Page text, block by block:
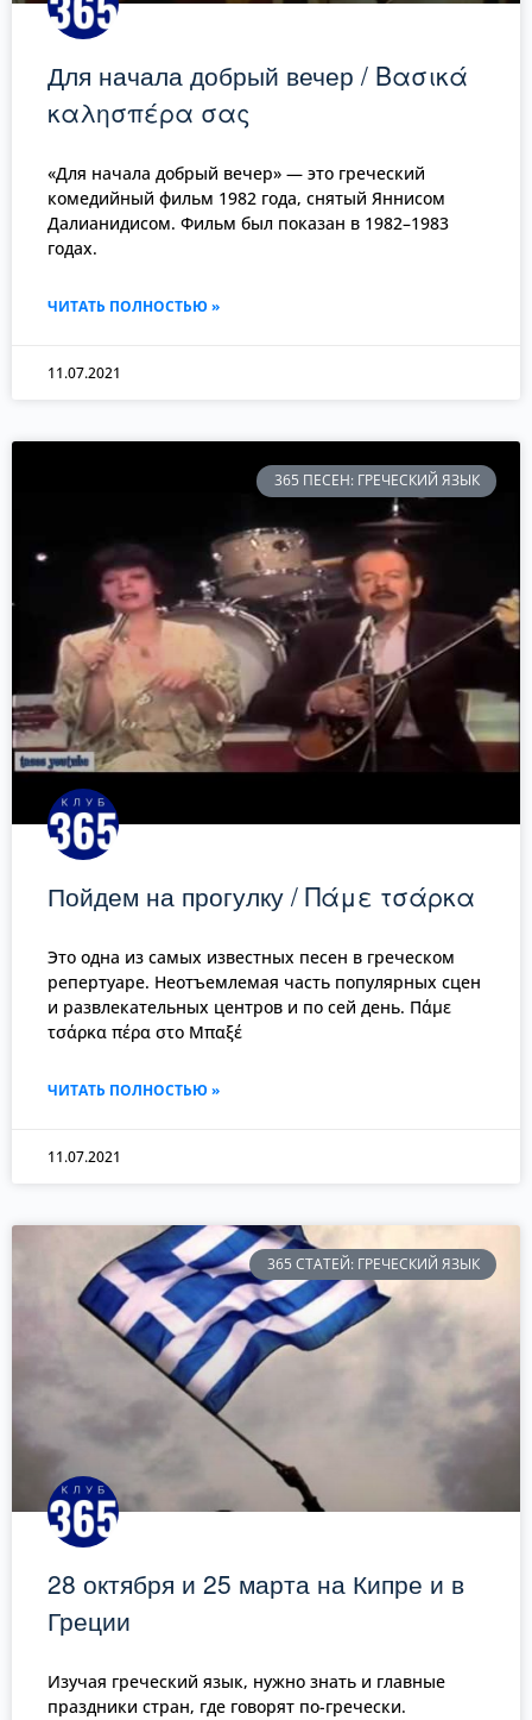
Для начала добрый вечер / Βασικά
καλησπέρα σας
«Для начала добрый вечер» — это греческий
комедийный фильм 1982 года, снятый Яннисом
Далианидисом. Фильм был показан в 1982–1983
годах.
ЧИТАТЬ ПОЛНОСТЬЮ »
11.07.2021
365 ПЕСЕН: ГРЕЧЕСКИЙ ЯЗЫК
Пойдем на прогулку / Πάμε τσάρκα
Это одна из самых известных песен в греческом
репертуаре. Неотъемлемая часть популярных сцен
и развлекательных центров и по сей день. Πάμε
τσάρκα πέρα στο Μπαξέ
ЧИТАТЬ ПОЛНОСТЬЮ »
11.07.2021
365 СТАТЕЙ: ГРЕЧЕСКИЙ ЯЗЫК
28 октября и 25 марта на Кипре и в
Греции
Изучая греческий язык, нужно знать и главные
праздники стран, где говорят по-гречески.